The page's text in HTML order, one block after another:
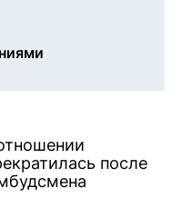
после